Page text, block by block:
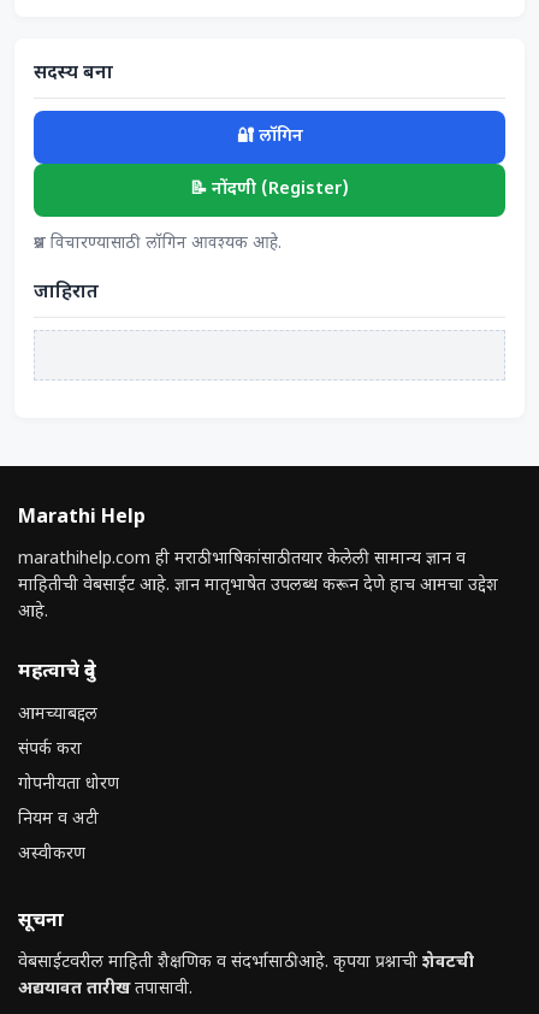
सदस्य बना
🔐 लॉगिन
📝 नोंदणी (Register)
प्रश्न विचारण्यासाठी लॉगिन आवश्यक आहे.
जाहिरात
Marathi Help
marathihelp.com ही मराठी भाषिकांसाठी तयार केलेली सामान्य ज्ञान व
माहितीची वेबसाईट आहे. ज्ञान मातृभाषेत उपलब्ध करून देणे हाच आमचा उद्देश
आहे.
महत्वाचे दुवे
आमच्याबद्दल
संपर्क करा
गोपनीयता धोरण
नियम व अटी
अस्वीकरण
सूचना
वेबसाईटवरील माहिती शैक्षणिक व संदर्भासाठी आहे. कृपया प्रश्नाची शेवटची
अद्ययावत तारीखतपासावी.